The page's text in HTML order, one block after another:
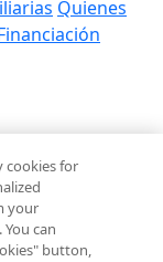
Quienes
cookies for
your
can
button,